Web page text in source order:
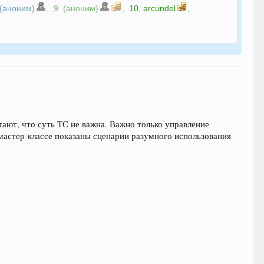
9. (аноним) 10.arcundel
что суть ТС не важна. Важно только управление
классе показаны сценарии разумного использования